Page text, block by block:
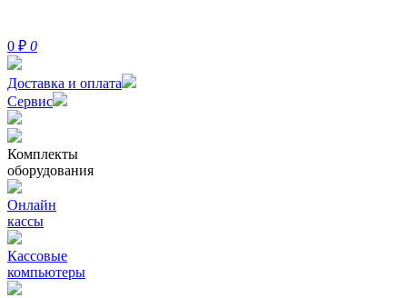
0 ₽ 0
Доставка и оплата
Сервис
Комплекты
оборудования
Онлайн
кассы
Кассовые
компьютеры